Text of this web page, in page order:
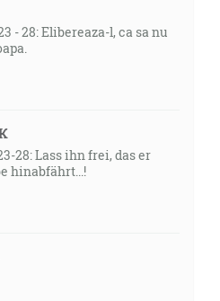
- 28: Elibereaza-l, ca sa nu
28: Lass ihn frei, das er
hinabfährt...!